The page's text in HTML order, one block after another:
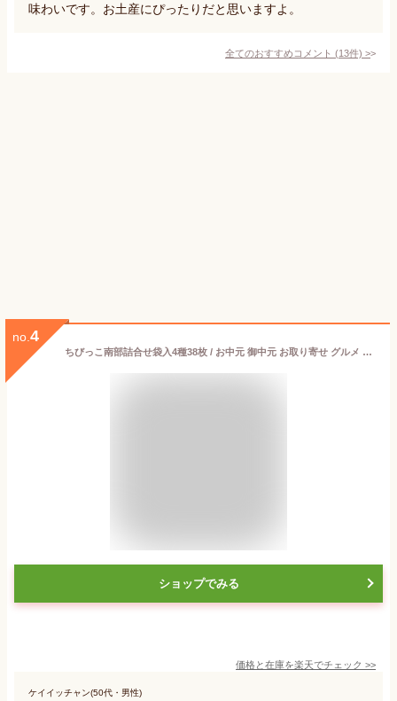
味わいです。お土産にぴったりだと思いますよ。
全てのおすすめコメント (13件) >
no. 4
ちびっこ南部詰合せ袋入4種38枚 / お中元 御中元 お取り寄せ グルメ 夏ギフト 残暑見舞い / 南部せんべい乃巖手屋 小松製菓 / お菓子 せんべい 煎餅 南部せんべい ギフト 贈り物 お土産 おみやげ 詰め合わせ 詰合せ 御供 日持ち ご挨拶 東北 岩手 人気 おやつ
ショップでみる
価格と在庫を楽天でチェック >>
ケイイッチャン(50代・男性)